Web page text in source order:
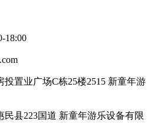
18:00
置业广场C栋25楼2515 新童年游
县223国道 新童年游乐设备有限